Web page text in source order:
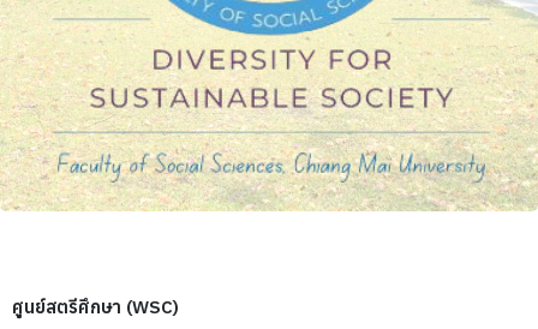
ศูนย์สตรีศึกษา (WSC)